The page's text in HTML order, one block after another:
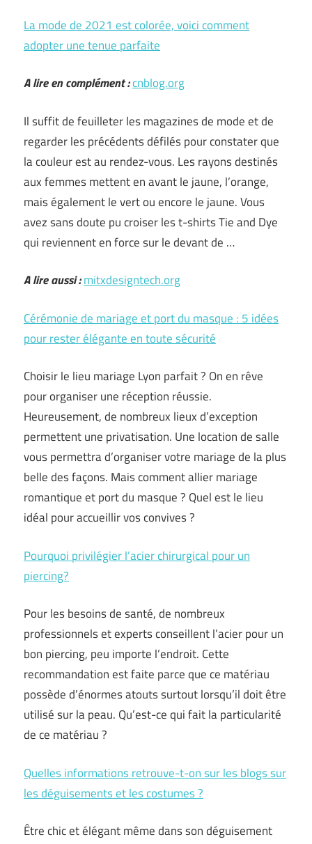
La mode de 2021 est colorée, voici comment
adopter une tenue parfaite
A lire en complément :cnblog.org
Il suffit de feuilleter les magazines de mode et de
regarder les précédents défilés pour constater que
la couleur est au rendez-vous. Les rayons destinés
aux femmes mettent en avant le jaune, l’orange,
mais également le vert ou encore le jaune. Vous
avez sans doute pu croiser les t-shirts Tie and Dye
qui reviennent en force sur le devant de …
A lire aussi :mitxdesigntech.org
Cérémonie de mariage et port du masque : 5 idées
pour rester élégante en toute sécurité
Choisir le lieu mariage Lyon parfait ? On en rêve
pour organiser une réception réussie.
Heureusement, de nombreux lieux d’exception
permettent une privatisation. Une location de salle
vous permettra d’organiser votre mariage de la plus
belle des façons. Mais comment allier mariage
romantique et port du masque ? Quel est le lieu
idéal pour accueillir vos convives ?
Pourquoi privilégier l’acier chirurgical pour un
piercing?
Pour les besoins de santé, de nombreux
professionnels et experts conseillent l’acier pour un
bon piercing, peu importe l’endroit. Cette
recommandation est faite parce que ce matériau
possède d’énormes atouts surtout lorsqu’il doit être
utilisé sur la peau. Qu’est-ce qui fait la particularité
de ce matériau ?
Quelles informations retrouve-t-on sur les blogs sur
les déguisements et les costumes ?
Être chic et élégant même dans son déguisement